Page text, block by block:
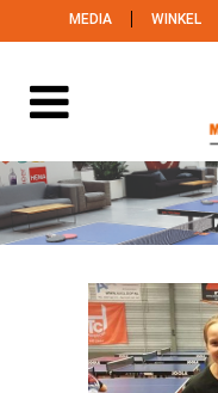
MEDIA | WINKEL